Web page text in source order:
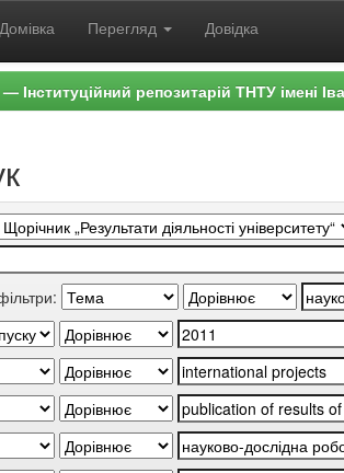
Перегляд Довідка
Інституційний репозитарій ТНТУ імені